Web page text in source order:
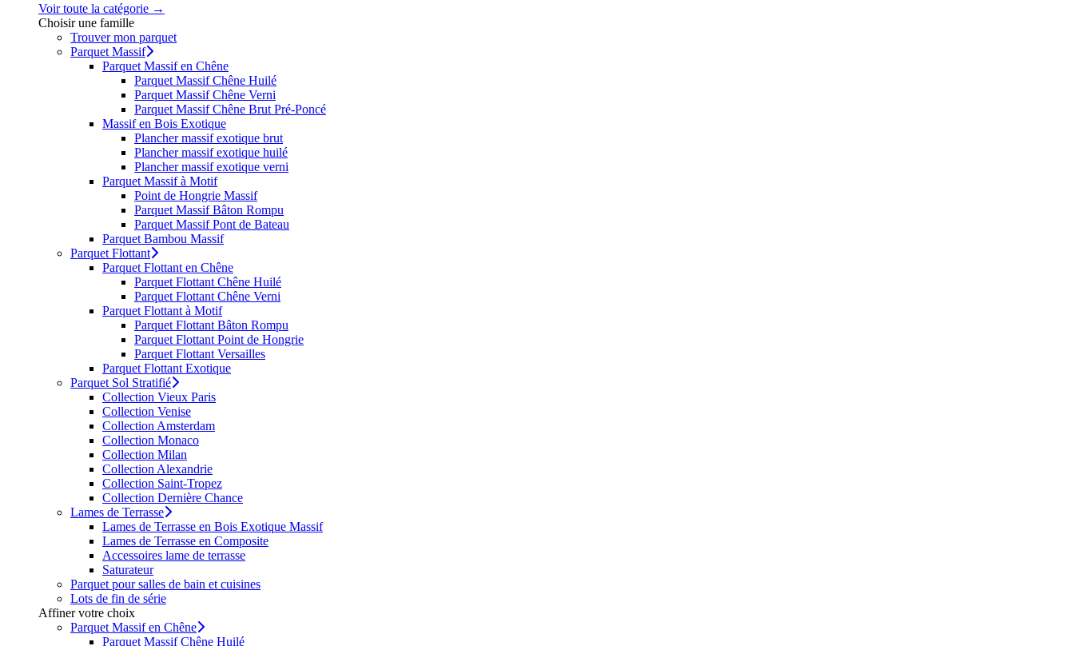
Voir toute la catégorie →
Choisir une famille
Trouver mon parquet
Parquet Massif
Parquet Massif en Chêne
Parquet Massif Chêne Huilé
Parquet Massif Chêne Verni
Parquet Massif Chêne Brut Pré-Poncé
Massif en Bois Exotique
Plancher massif exotique brut
Plancher massif exotique huilé
Plancher massif exotique verni
Parquet Massif à Motif
Point de Hongrie Massif
Parquet Massif Bâton Rompu
Parquet Massif Pont de Bateau
Parquet Bambou Massif
Parquet Flottant
Parquet Flottant en Chêne
Parquet Flottant Chêne Huilé
Parquet Flottant Chêne Verni
Parquet Flottant à Motif
Parquet Flottant Bâton Rompu
Parquet Flottant Point de Hongrie
Parquet Flottant Versailles
Parquet Flottant Exotique
Parquet Sol Stratifié
Collection Vieux Paris
Collection Venise
Collection Amsterdam
Collection Monaco
Collection Milan
Collection Alexandrie
Collection Saint-Tropez
Collection Dernière Chance
Lames de Terrasse
Lames de Terrasse en Bois Exotique Massif
Lames de Terrasse en Composite
Accessoires lame de terrasse
Saturateur
Parquet pour salles de bain et cuisines
Lots de fin de série
Affiner votre choix
Parquet Massif en Chêne
Parquet Massif Chêne Huilé